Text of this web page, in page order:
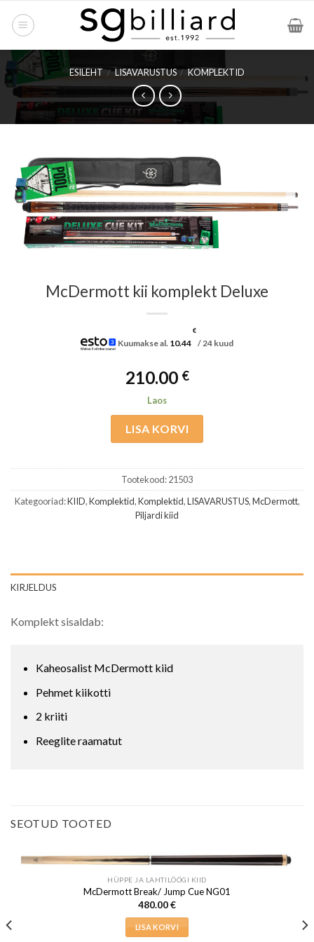
ESILEHT / LISAVARUSTUS / KOMPLEKTID
McDermott kii komplekt Deluxe
Kuumakse al. 10.44
€
/ 24 kuud
210.00 €
Laos
LISA KORVI
Tootekood:21503
Kategooriad:KIID,Komplektid,Komplektid,LISAVARUSTUS,McDermott,
Piljardi kiid
KIRJELDUS
Komplekt sisaldab:
Kaheosalist McDermott kiid
Pehmet kiikotti
2 kriiti
Reeglite raamatut
SEOTUD TOOTED
HÜPPE JA LAHTILÖÖGI KIID
McDermott Break/ Jump Cue NG01
480.00€
LISA KORVI